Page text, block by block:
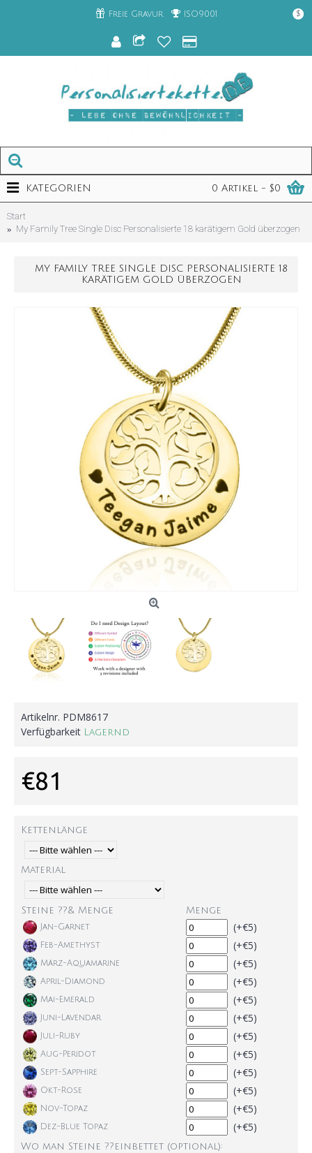
Freie Gravur ISO9001 $
0 Artikel - $0
KATEGORIEN
Start
My Family Tree Single Disc Personalisierte 18 karätigem Gold überzogen
MY FAMILY TREE SINGLE DISC PERSONALISIERTE 18
KARÄTIGEM GOLD ÜBERZOGEN
Artikelnr. PDM8617
Verfügbarkeit
Lagernd
€81
Kettenlänge
Material
Steine ??& Menge Menge
Jan-Garnet (+€5)
Feb-Amethyst (+€5)
März-Aquamarine (+€5)
April-Diamond (+€5)
Mai-Emerald (+€5)
Juni-Lavendar (+€5)
Juli-Ruby (+€5)
Aug-Peridot (+€5)
Sept-Sapphire (+€5)
Okt-Rose (+€5)
Nov-Topaz (+€5)
Dez-Blue Topaz (+€5)
Wo man Steine ??einbettet (optional):